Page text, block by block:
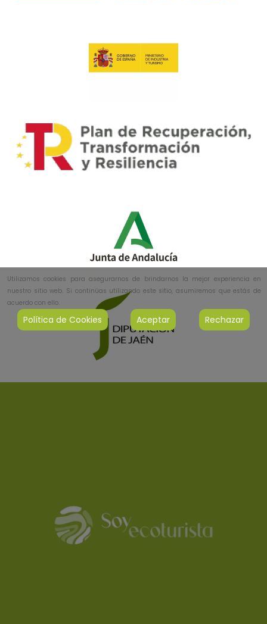
Utilizamos cookies para asegurarnos de brindarnos la mejor experiencia en
nuestro sitio web. Si continúas utilizando este sitio, asumiremos que estás de
acuerdo con ello.
Política de Cookies Aceptar Rechazar